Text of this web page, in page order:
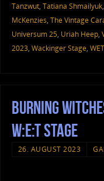
Tanzwut, Tatiana Shmailyuk,
McKenzies, The Vintage
Universum 25, Uriah Heep,
2023, Wackinger Stage,
Burning
W:E:T Stage
26. AUGUST 2023